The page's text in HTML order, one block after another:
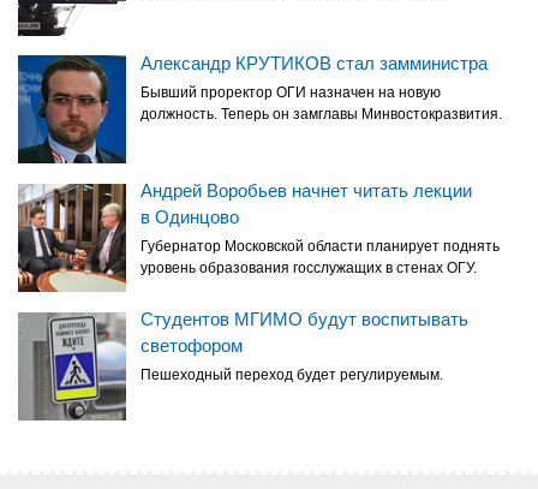
Александр КРУТИКОВ стал замминистра
Бывший проректор ОГИ назначен на новую
должность. Теперь он замглавы Минвостокразвития.
Андрей Воробьев начнет читать лекции
в Одинцово
Губернатор Московской области планирует поднять
уровень образования госслужащих в стенах ОГУ.
Студентов МГИМО будут воспитывать
светофором
Пешеходный переход будет регулируемым.